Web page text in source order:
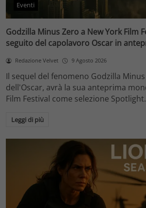
Eventi
Godzilla Minus Zero a New York Film
seguito del capolavoro Oscar in
Redazione Velvet 9 Agosto 2026
Il sequel del fenomeno Godzilla
dell'Oscar, avrà la sua anteprima
Film Festival come selezione
Leggi di più